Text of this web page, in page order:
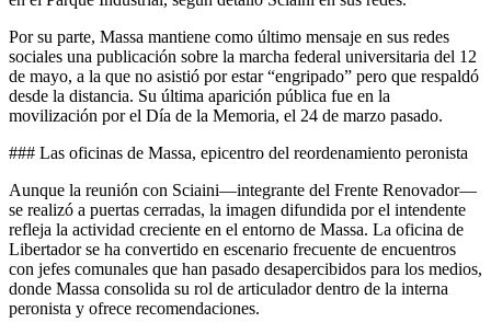
Por su parte, Massa mantiene como último mensaje en sus redes
sociales una publicación sobre la marcha federal universitaria del 12
de mayo, a la que no asistió por estar “engripado” pero que respaldó
desde la distancia. Su última aparición pública fue en la
movilización por el Día de la Memoria, el 24 de marzo pasado.
### Las oficinas de Massa, epicentro del reordenamiento peronista
Aunque la reunión con Sciaini—integrante del Frente Renovador—
se realizó a puertas cerradas, la imagen difundida por el intendente
refleja la actividad creciente en el entorno de Massa. La oficina de
Libertador se ha convertido en escenario frecuente de encuentros
con jefes comunales que han pasado desapercibidos para los medios,
donde Massa consolida su rol de articulador dentro de la interna
peronista y ofrece recomendaciones.